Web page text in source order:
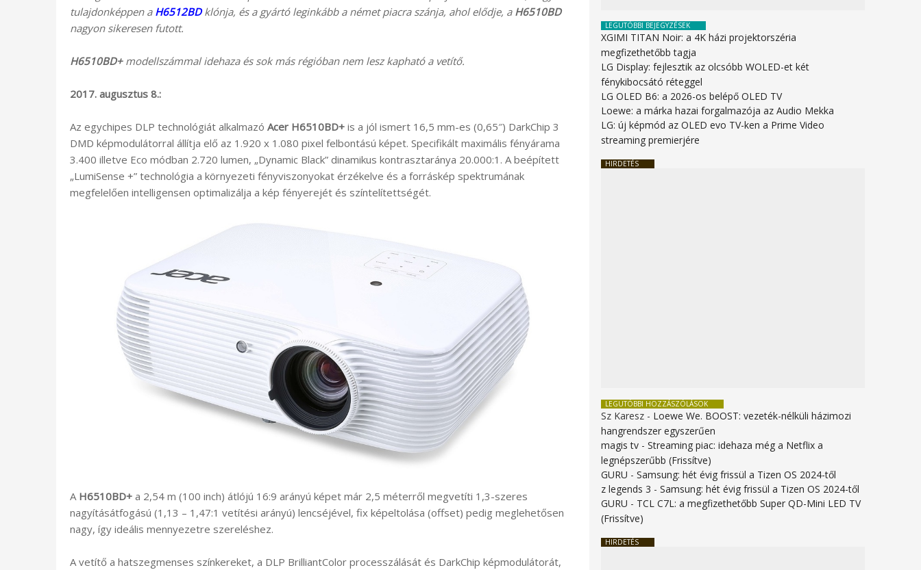
tulajdonképpen a H6512BDklónja, és a gyártó leginkább a német piacra szánja, ahol elődje, a H6510BD
nagyon sikeresen futott.
H6510BD+modellszámmal idehaza és sok más régióban nem lesz kapható a vetítő.
2017. augusztus 8.:
Az egychipes DLP technológiát alkalmazó Acer H6510BD+ is a jól ismert 16,5 mm-es (0,65″) DarkChip 3
DMD képmodulátorral állítja elő az 1.920 x 1.080 pixel felbontású képet. Specifikált maximális fényárama
3.400 illetve Eco módban 2.720 lumen, „Dynamic Black” dinamikus kontrasztaránya 20.000:1. A beépített
„LumiSense +” technológia a környezeti fényviszonyokat érzékelve és a forráskép spektrumának
megfelelően intelligensen optimalizálja a kép fényerejét és színtelítettségét.
A H6510BD+ a 2,54 m (100 inch) átlójú 16:9 arányú képet már 2,5 méterről megvetíti 1,3-szeres
nagyításátfogású (1,13 – 1,47:1 vetítési arányú) lencséjével, fix képeltolása (offset) pedig meglehetősen
nagy, így ideális mennyezetre szereléshez.
A vetítő a hatszegmenses színkereket, a DLP BrilliantColor processzálását és DarkChip képmodulátorát,
LEGUTÓBBI BEJEGYZÉSEK
XGIMI TITAN Noir: a 4K házi projektorszéria
megfizethetőbb tagja
LG Display: fejlesztik az olcsóbb WOLED-et két
fénykibocsátó réteggel
LG OLED B6: a 2026-os belépő OLED TV
Loewe: a márka hazai forgalmazója az Audio Mekka
LG: új képmód az OLED evo TV-ken a Prime Video
streaming premierjére
HIRDETÉS
LEGUTÓBBI HOZZÁSZÓLÁSOK
Sz Karesz - Loewe We. BOOST: vezeték-nélküli házimozi
hangrendszer egyszerűen
magis tv -Streaming piac: idehaza még a Netflix a
legnépszerűbb (Frissítve)
GURU -Samsung: hét évig frissül a Tizen OS 2024-től
z legends 3 -Samsung: hét évig frissül a Tizen OS 2024-től
GURU - TCL C7L: a megfizethetőbb Super QD-Mini LED TV
(Frissítve)
HIRDETÉS